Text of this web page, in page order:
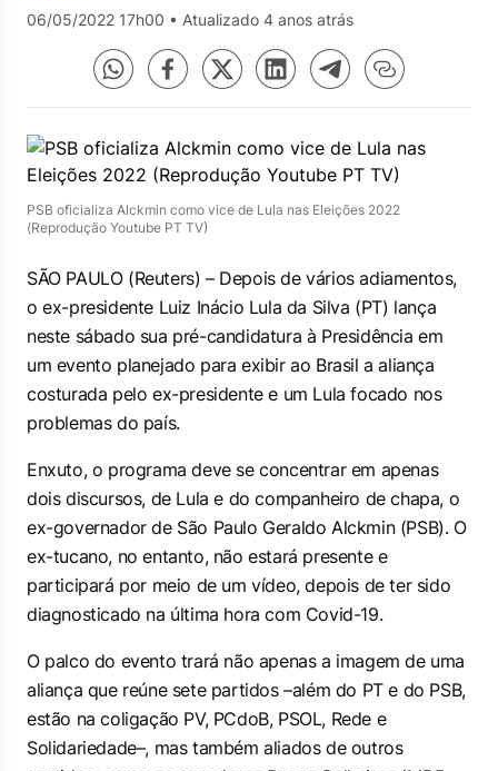
06/05/2022 17h00 • Atualizado 4 anos atrás
PSB oficializa Alckmin como vice de Lula nas Eleições 2022
(Reprodução Youtube PT TV)
SÃO PAULO (Reuters) – Depois de vários adiamentos,
o ex-presidente Luiz Inácio Lula da Silva (PT) lança
neste sábado sua pré-candidatura à Presidência em
um evento planejado para exibir ao Brasil a aliança
costurada pelo ex-presidente e um Lula focado nos
problemas do país.
Enxuto, o programa deve se concentrar em apenas
dois discursos, de Lula e do companheiro de chapa, o
ex-governador de São Paulo Geraldo Alckmin (PSB). O
ex-tucano, no entanto, não estará presente e
participará por meio de um vídeo, depois de ter sido
diagnosticado na última hora com Covid-19.
O palco do evento trará não apenas a imagem de uma
aliança que reúne sete partidos –além do PT e do PSB,
estão na coligação PV, PCdoB, PSOL, Rede e
Solidariedade–, mas também aliados de outros